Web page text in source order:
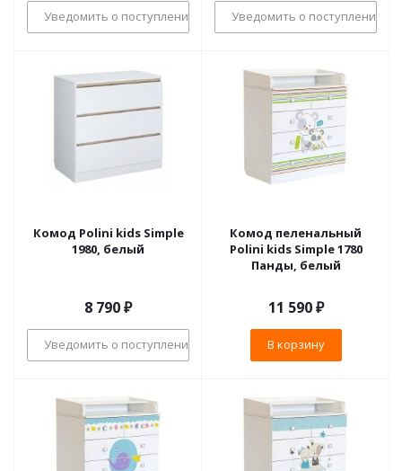
Уведомить о поступлении Уведомить о поступлении
Комод Polini kids Simple
1980, белый
8 790₽
Уведомить о поступлении
Комод пеленальный
Polini kids Simple 1780
Панды, белый
11 590₽
В корзину